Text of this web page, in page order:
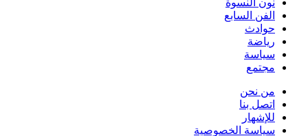
الفن السابع
حوادث
رياضة
سياسة
مجتمع
من نحن
اتصل بنا
للإشهار
سياسة الخصوصية